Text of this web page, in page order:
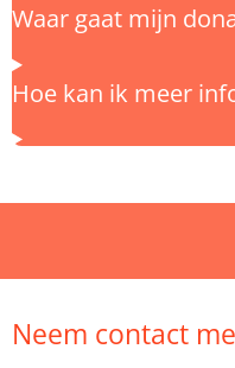
Waar gaat mijn
Hoe kan ik meer
Neem contact